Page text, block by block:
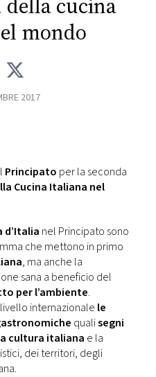
della cucina
mondo
2017
Principato per la seconda
Cucina Italiana nel
d’Italia nel Principato sono
che mettono in primo
, ma anche la
sana a beneficio del
per l’ambiente.
internazionale le
qualisegni
cultura italiana e la
dei territori, degli